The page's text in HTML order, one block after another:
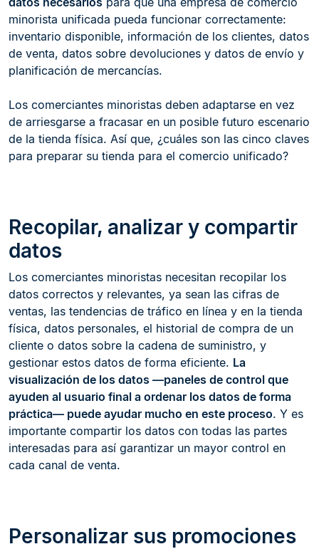
minorista unificada pueda funcionar correctamente:
inventario disponible, información de los clientes, datos
de venta, datos sobre devoluciones y datos de envío y
planificación de mercancías.
Los comerciantes minoristas deben adaptarse en vez
de arriesgarse a fracasar en un posible futuro escenario
de la tienda física. Así que, ¿cuáles son las cinco claves
para preparar su tienda para el comercio unificado?
Recopilar, analizar y compartir
datos
Los comerciantes minoristas necesitan recopilar los
datos correctos y relevantes, ya sean las cifras de
ventas, las tendencias de tráfico en línea y en la tienda
física, datos personales, el historial de compra de un
cliente o datos sobre la cadena de suministro, y
gestionar estos datos de forma eficiente. La
visualización de los datos —paneles de control que
ayuden al usuario final a ordenar los datos de forma
práctica— puede ayudar mucho en este proceso. Y es
importante compartir los datos con todas las partes
interesadas para así garantizar un mayor control en
cada canal de venta.
Personalizar sus promociones